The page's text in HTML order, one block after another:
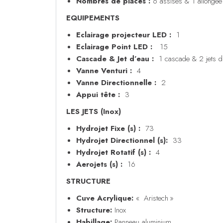
EQUIPEMENTS
Eclairage projecteur LED : 1
Eclairage Point LED : 15
Cascade & Jet d’eau : 1 cascade & 2 jets
Vanne Venturi : 4
Vanne Directionnelle : 2
Appui tête : 3
LES JETS (Inox)
Hydrojet Fixe (s) : 73
Hydrojet Directionnel (s): 33
Hydrojet Rotatif (s) : 4
Aerojets (s) : 16
STRUCTURE
Cuve Acrylique: « Aristech »
Structure: Inox